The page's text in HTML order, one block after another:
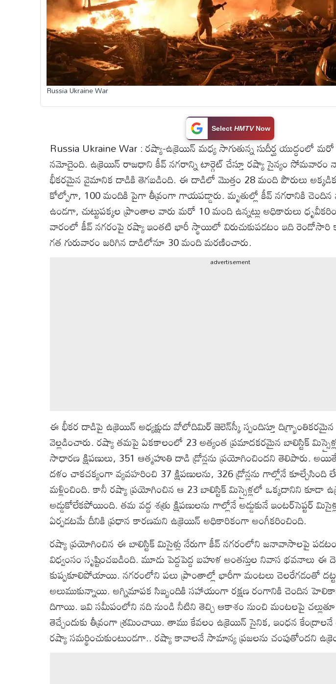
ఉద్యోగాలు
వ్యవసాయం
Russia Ukraine War
SelectHMTVNow
Russia Ukraine War : రష్యా-ఉక్రెయిన్ మధ్య సాగుతున్న సుదీర్ఘ
నమోదైంది. ఉక్రెయిన్ రాజధాని కీవ్ నగరాన్ని టార్గెట్ చేస్తూ రష్యా సైన్యం సోమవారం
భీకరమైన వైమానిక దాడికి తెగబడింది. ఈ దాడిలో మొత్తం 28 మంది పౌరులు
కోల్పోగా, 100 మందికి పైగా తీవ్రంగా గాయపడ్డారు. మృతుల్లో కీవ్ నగరానికి
ఉండగా, చుట్టుపక్కల ప్రాంతాల వారు మరో 10 మంది ఉన్నట్లు అధికారులు
వారంలో కీవ్ నగరంపై రష్యా ఇంతటి భారీ స్థాయిలో విరుచుకుపడటం ఇది రెండోసారి
గత గురువారం జరిగిన దాడిలోనూ 30 మంది మరణించారు.
advertisement
ఈ భీకర దాడిపై ఉక్రెయిన్ అధ్యక్షుడు వోలోదిమిర్ జెలెన్‌స్కీ స్పందిస్తూ
వెల్లడించారు. రష్యా తమపై ఏకకాలంలో 23 అత్యంత ప్రమాదకరమైన బాలిస్టిక్
సాధారణ క్షిపణులు, 351 ఆత్మహుతి దాడి డ్రోన్లను ప్రయోగించిందని తెలిపారు.
దళం చాకచక్యంగా వ్యవహరించి 37 క్షిపణులను, 326 డ్రోన్లను గాల్లోనే
మళ్లించింది. కానీ రష్యా ప్రయోగించిన ఆ 23 బాలిస్టిక్ మిస్సైళ్లలో ఒక్కదానిని కూడా
అడ్డుకోలేకపోయింది. తమ వద్ద శత్రు క్షిపణులను గాల్లోనే అడ్డుకునే ఇంటర్‌సెప్టర్
ఏర్పడటమే దీనికి ప్రధాన కారణమని ఉక్రెయిన్ అధికారికంగా అంగీకరించింది.
రష్యా ప్రయోగించిన ఈ బాలిస్టిక్ మిసైళ్లు నేరుగా కీవ్ నగరంలోని జనావాసాలపై
విధ్వంసం సృష్టించబడింది. మూడు పెద్దపెద్ద బహుళ అంతస్తుల నివాస భవనాలు ఈ
కుప్పకూలిపోయాయి. నగరంలోని పలు ప్రాంతాల్లో భారీగా మంటలు చెలరేగడంతో
అలుముకున్నాయి. అగ్నిమాపక సిబ్బందికి సహాయంగా రక్షణ రంగానికి చెందిన
దిగాయి. ఇవి సమీపంలోని నది నుండి నీటిని తెచ్చి ఆకాశం నుంచి మంటలపై చల్లుతూ
తెచ్చేందుకు తీవ్రంగా శ్రమించాయి. తాము కేవలం ఉక్రెయిన్ సైనిక, ఇంధన
రష్యా సమర్థించుకుంటుండగా.. రష్యా కావాలనే సామాన్య ప్రజలను చంపుతోందని